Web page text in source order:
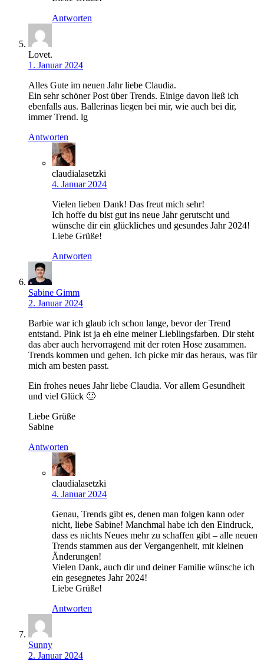
Antworten
Lovet.
1. Januar 2024
Alles Gute im neuen Jahr liebe Claudia.
Ein sehr schöner Post über Trends. Einige davon ließ ich
ebenfalls aus. Ballerinas liegen bei mir, wie auch bei dir,
immer Trend. lg
Antworten
claudialasetzki
4. Januar 2024
Vielen lieben Dank! Das freut mich sehr!
Ich hoffe du bist gut ins neue Jahr gerutscht und
wünsche dir ein glückliches und gesundes Jahr 2024!
Liebe Grüße!
Antworten
Sabine Gimm
2. Januar 2024
Barbie war ich glaub ich schon lange, bevor der Trend
entstand. Pink ist ja eh eine meiner Lieblingsfarben. Dir steht
das aber auch hervorragend mit der roten Hose zusammen.
Trends kommen und gehen. Ich picke mir das heraus, was für
mich am besten passt.
Ein frohes neues Jahr liebe Claudia. Vor allem Gesundheit
und viel Glück 🙂
Liebe Grüße
Sabine
Antworten
claudialasetzki
4. Januar 2024
Genau, Trends gibt es, denen man folgen kann oder
nicht, liebe Sabine! Manchmal habe ich den Eindruck,
dass es nichts Neues mehr zu schaffen gibt – alle neuen
Trends stammen aus der Vergangenheit, mit kleinen
Änderungen!
Vielen Dank, auch dir und deiner Familie wünsche ich
ein gesegnetes Jahr 2024!
Liebe Grüße!
Antworten
Sunny
2. Januar 2024